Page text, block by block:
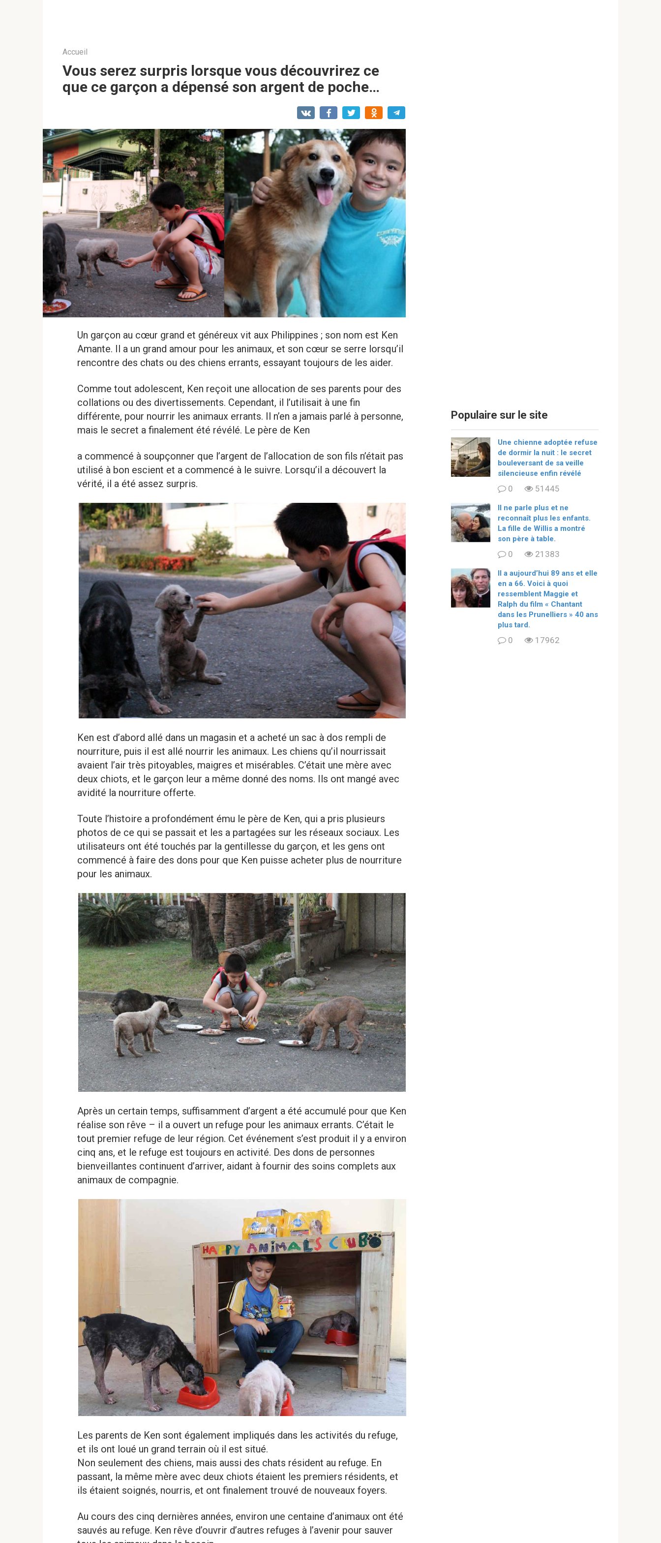
Accueil
Vous serez surpris lorsque vous découvrirez ce
que ce garçon a dépensé son argent de poche…
Un garçon au cœur grand et généreux vit aux Philippines ; son nom est Ken
Amante. Il a un grand amour pour les animaux, et son cœur se serre lorsqu’il
rencontre des chats ou des chiens errants, essayant toujours de les aider.
Comme tout adolescent, Ken reçoit une allocation de ses parents pour des
collations ou des divertissements. Cependant, il l’utilisait à une fin
différente, pour nourrir les animaux errants. Il n’en a jamais parlé à personne,
mais le secret a finalement été révélé. Le père de Ken
a commencé à soupçonner que l’argent de l’allocation de son fils n’était pas
utilisé à bon escient et a commencé à le suivre. Lorsqu’il a découvert la
vérité, il a été assez surpris.
Ken est d’abord allé dans un magasin et a acheté un sac à dos rempli de
nourriture, puis il est allé nourrir les animaux. Les chiens qu’il nourrissait
avaient l’air très pitoyables, maigres et misérables. C’était une mère avec
deux chiots, et le garçon leur a même donné des noms. Ils ont mangé avec
avidité la nourriture offerte.
Toute l’histoire a profondément ému le père de Ken, qui a pris plusieurs
photos de ce qui se passait et les a partagées sur les réseaux sociaux. Les
utilisateurs ont été touchés par la gentillesse du garçon, et les gens ont
commencé à faire des dons pour que Ken puisse acheter plus de nourriture
pour les animaux.
Après un certain temps, suffisamment d’argent a été accumulé pour que Ken
réalise son rêve – il a ouvert un refuge pour les animaux errants. C’était le
tout premier refuge de leur région. Cet événement s’est produit il y a environ
cinq ans, et le refuge est toujours en activité. Des dons de personnes
bienveillantes continuent d’arriver, aidant à fournir des soins complets aux
animaux de compagnie.
Les parents de Ken sont également impliqués dans les activités du refuge,
et ils ont loué un grand terrain où il est situé.
Non seulement des chiens, mais aussi des chats résident au refuge. En
passant, la même mère avec deux chiots étaient les premiers résidents, et
ils étaient soignés, nourris, et ont finalement trouvé de nouveaux foyers.
Au cours des cinq dernières années, environ une centaine d’animaux ont été
sauvés au refuge. Ken rêve d’ouvrir d’autres refuges à l’avenir pour sauver
Populaire sur le site
Une chienne adoptée refuse
de dormir la nuit : le secret
bouleversant de sa veille
silencieuse enfin révélé
0 51445
Il ne parle plus et ne
reconnaît plus les enfants.
La fille de Willis a montré
son père à table.
0 21383
ll a aujourd’hui 89 ans et elle
en a 66. Voici à quoi
ressemblent Maggie et
Ralph du film « Chantant
dans les Prunelliers » 40 ans
plus tard.
0 17962